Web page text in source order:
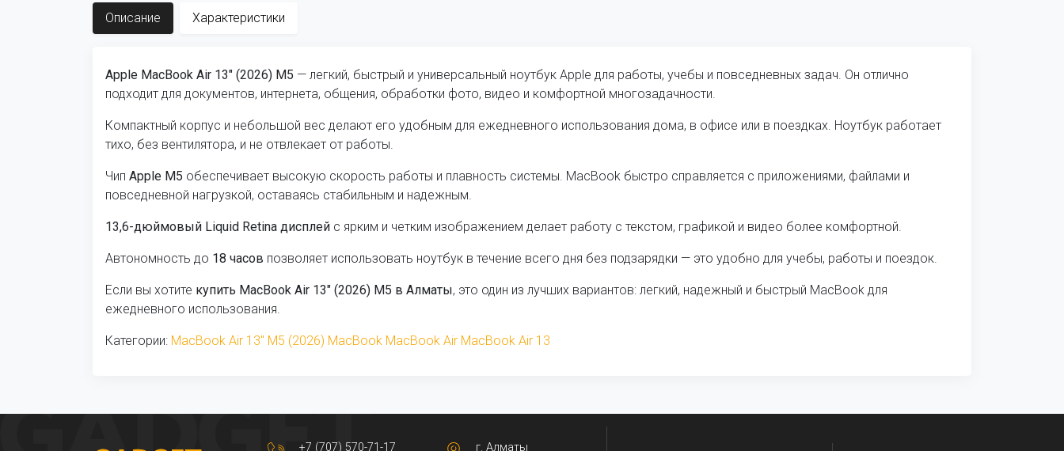
Описание Характеристики
Apple MacBook Air 13" (2026) M5 — легкий, быстрый и универсальный ноутбук Apple для работы, учебы и повседневных задач. Он отлично
подходит для документов, интернета, общения, обработки фото, видео и комфортной многозадачности.
Компактный корпус и небольшой вес делают его удобным для ежедневного использования дома, в офисе или в поездках. Ноутбук работает
тихо, без вентилятора, и не отвлекает от работы.
Чип Apple M5 обеспечивает высокую скорость работы и плавность системы. MacBook быстро справляется с приложениями, файлами и
повседневной нагрузкой, оставаясь стабильным и надежным.
13,6-дюймовый Liquid Retina дисплей с ярким и четким изображением делает работу с текстом, графикой и видео более комфортной.
Автономность до 18 часов позволяет использовать ноутбук в течение всего дня без подзарядки — это удобно для учебы, работы и поездок.
Если вы хотите купить MacBook Air 13" (2026) M5 в Алматы, это один из лучших вариантов: легкий, надежный и быстрый MacBook для
ежедневного использования.
Категории: MacBook Air 13" M5 (2026) MacBook MacBook Air MacBook Air 13
+7 (707) 570-71-17 г. Алматы